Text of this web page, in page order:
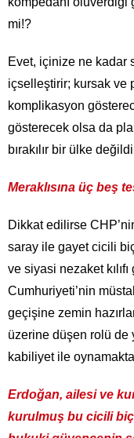
mi!?
Evet, içinize ne kadar
içselleştirir; kursak ve
komplikasyon
gösterecek olsa da
bırakılır bir ülke
Meraklısına üç beş
Dikkat edilirse
saray ile gayet cicili
ve siyasi nezaket
Cumhuriyeti’nin
geçişine zemin
üzerine düşen rolü de
kabiliyet ile
Erdoğan, ailesi ve
kurulmuş bu cicili